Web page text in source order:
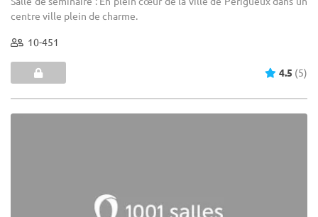
centre ville plein de charme.
10-451
4.5 (5)